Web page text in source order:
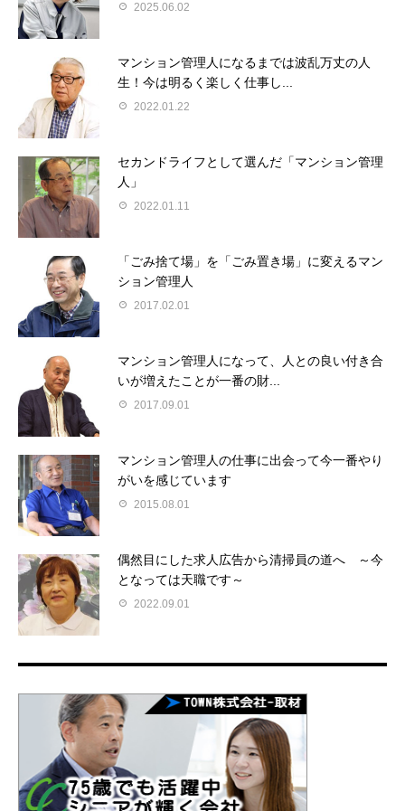
2025.06.02
マンション管理人になるまでは波乱万丈の人
生！今は明るく楽しく仕事し...
2022.01.22
セカンドライフとして選んだ「マンション管理
人」
2022.01.11
「ごみ捨て場」を「ごみ置き場」に変えるマン
ション管理人
2017.02.01
マンション管理人になって、人との良い付き合
いが増えたことが一番の財...
2017.09.01
マンション管理人の仕事に出会って今一番やり
がいを感じています
2015.08.01
偶然目にした求人広告から清掃員の道へ ～今
となっては天職です～
2022.09.01